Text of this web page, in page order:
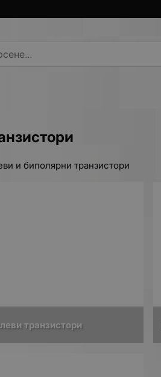
и биполярни транзистори
транзистори